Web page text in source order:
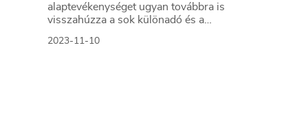
alaptevékenységet ugyan továbbra is
visszahúzza a sok különadó és a
korlátozza a magas kamatszint, a külföldi
2023-11-10